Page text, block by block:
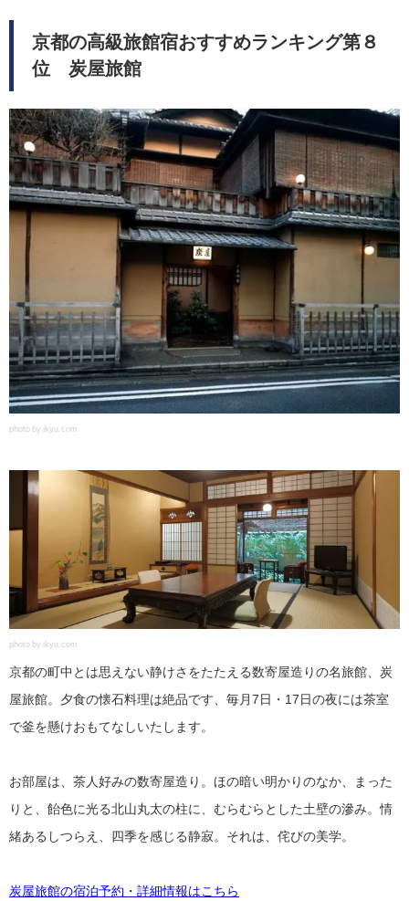
京都の高級旅館宿おすすめランキング第８
位 炭屋旅館
photo by ikyu.com
photo by ikyu.com
京都の町中とは思えない静けさをたたえる数寄屋造りの名旅館、炭
屋旅館。夕食の懐石料理は絶品です、毎月7日・17日の夜には茶室
で釜を懸けおもてなしいたします。
お部屋は、茶人好みの数寄屋造り。ほの暗い明かりのなか、まった
りと、飴色に光る北山丸太の柱に、むらむらとした土壁の滲み。情
緒あるしつらえ、四季を感じる静寂。それは、侘びの美学。
炭屋旅館の宿泊予約・詳細情報はこちら